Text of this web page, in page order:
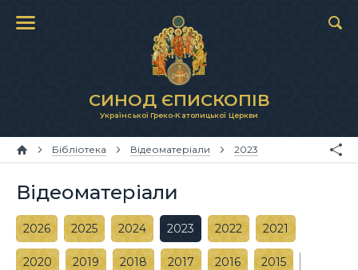
СИНОД ЄПИСКОПІВ
Української Греко-Католицької Церкви
Бібліотека Відеоматеріали 2023
Відеоматеріали
2026 2025 2024 2023 2022 2021
2020 2019 2018 2017 2016 2015